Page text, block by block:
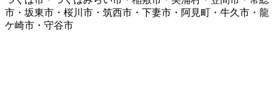
市・坂東市・桜川市・筑西市・下妻市・阿見町・牛久市・龍
ケ崎市・守谷市